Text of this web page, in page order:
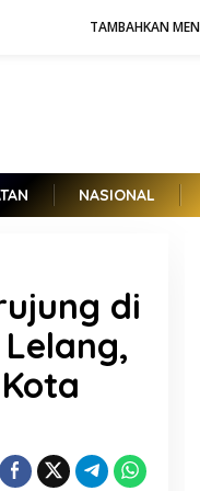
TAMBAHKAN
NASIONAL
di
Korps Adhyaksa